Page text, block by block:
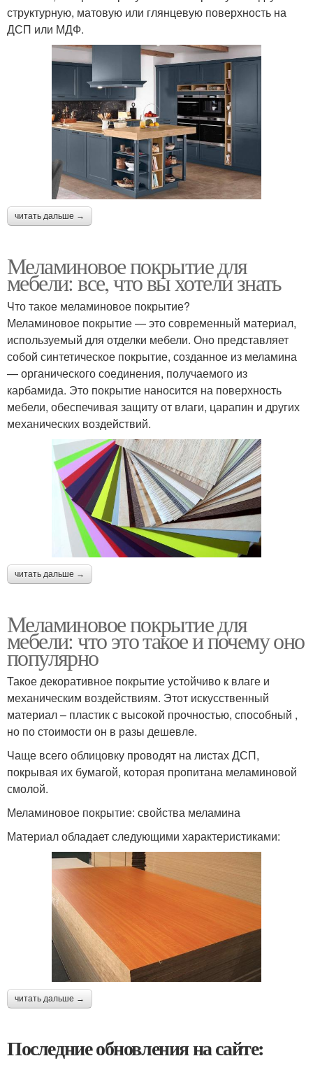
структурную, матовую или глянцевую поверхность на
ДСП или МДФ.
читать дальше →
Меламиновое покрытие для
мебели: все, что вы хотели знать
Что такое меламиновое покрытие?
Меламиновое покрытие — это современный материал,
используемый для отделки мебели. Оно представляет
собой синтетическое покрытие, созданное из меламина
— органического соединения, получаемого из
карбамида. Это покрытие наносится на поверхность
мебели, обеспечивая защиту от влаги, царапин и других
механических воздействий.
читать дальше →
Меламиновое покрытие для
мебели: что это такое и почему оно
популярно
Такое декоративное покрытие устойчиво к влаге и
механическим воздействиям. Этот искусственный
материал – пластик с высокой прочностью, способный ,
но по стоимости он в разы дешевле.
Чаще всего облицовку проводят на листах ДСП,
покрывая их бумагой, которая пропитана меламиновой
смолой.
Меламиновое покрытие: свойства меламина
Материал обладает следующими характеристиками:
читать дальше →
Последние обновления на сайте: